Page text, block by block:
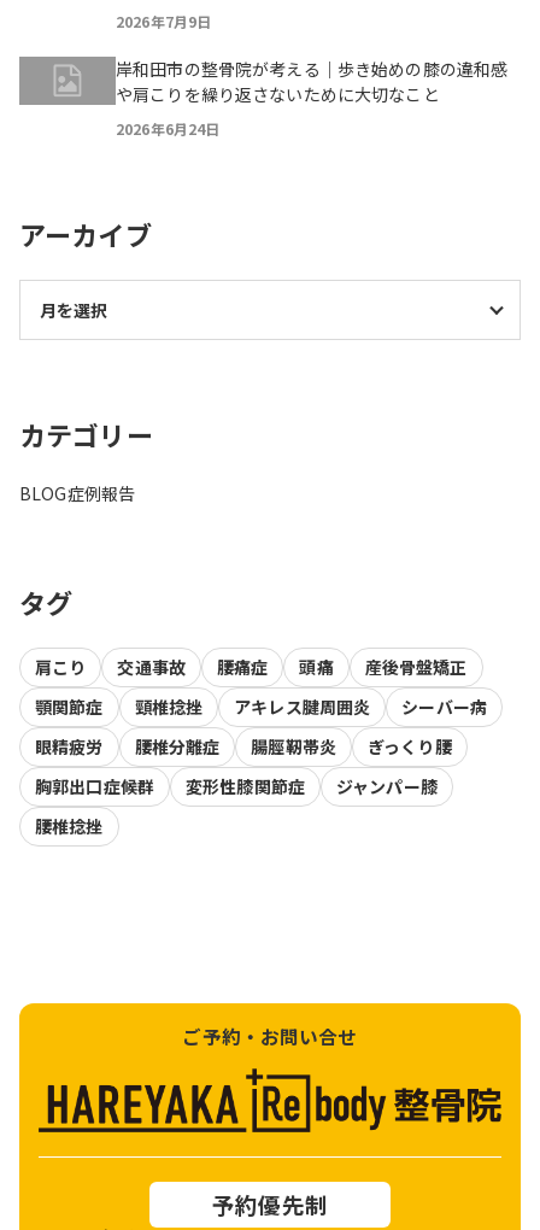
2026年7月9日
岸和田市の整骨院が考える｜歩き始めの膝の違和感
や肩こりを繰り返さないために大切なこと
2026年6月24日
アーカイブ
カテゴリー
BLOG症例報告
タグ
肩こり 交通事故 腰痛症 頭痛
産後骨盤矯正
顎関節症
頸椎捻挫 アキレス腱周囲炎
シーバー病
眼精疲労
腰椎分離症 腸脛靭帯炎
ぎっくり腰
胸郭出口症候群
変形性膝関節症
ジャンパー膝
腰椎捻挫
ご予約・お問い合せ
予約優先制